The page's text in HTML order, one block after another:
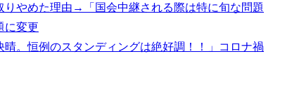
やめた理由→「国会中継される際は特に旬な問題
に変更
。恒例のスタンディングは絶好調！！」コロナ禍